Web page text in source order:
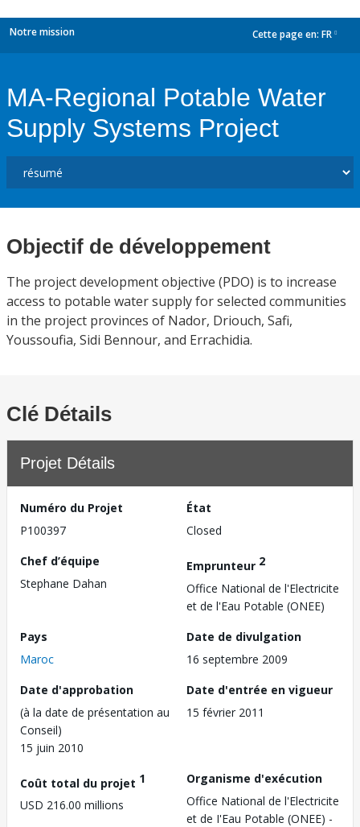
Notre mission Cette page en: FR
MA-Regional Potable Water
Supply Systems Project
Objectif de développement
The project development objective (PDO) is to increase
access to potable water supply for selected communities
in the project provinces of Nador, Driouch, Safi,
Youssoufia, Sidi Bennour, and Errachidia.
Clé Détails
Projet Détails
Numéro du Projet
P100397
État
Closed
Chef d’équipe
Stephane Dahan
Emprunteur 2
Office National de l'Electricite
et de l'Eau Potable (ONEE)
Pays
Maroc
Date de divulgation
16 septembre 2009
Date d'approbation
(à la date de présentation au
Conseil)
15 juin 2010
Date d'entrée en vigueur
15 février 2011
Coût total du projet 1
USD 216.00 millions
Organisme d'exécution
Office National de l'Electricite
et de I'Eau Potable (ONEE) -